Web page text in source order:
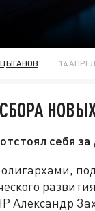
14
себя
олигархами,
Александр